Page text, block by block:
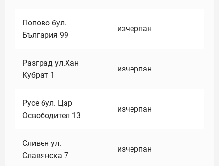
Попово бул.
България 99
изчерпан
Разград ул.Хан
Кубрат 1
изчерпан
Русе бул. Цар
Освободител 13
изчерпан
Сливен ул.
Славянска 7
изчерпан